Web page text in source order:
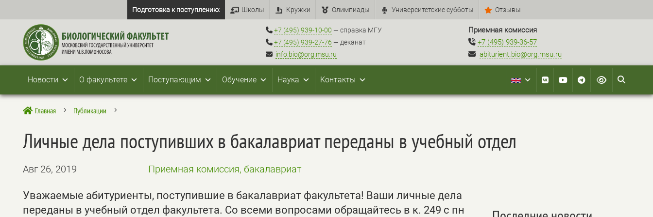
Подготовка к поступлению: Школы Кружки Олимпиады Университетские субботы Отзывы
+7 (495) 939-10-00 — справка МГУ
+7 (495) 939-27-76 — деканат
info.bio@org.msu.ru
Приемная комиссия
+7 (495) 939-36-57
abiturient.bio@org.msu.ru
Новости О факультете Поступающим Обучение Наука Контакты
 Главная 5 Публикации 5
Личные дела поступивших в бакалавриат переданы в учебный отдел
Авг 26, 2019 Приемная комиссия, бакалавриат
Уважаемые абитуриенты, поступившие в бакалавриат факультета! Ваши личные дела
переданы в учебный отдел факультета. Со всеми вопросами обращайтесь в к. 249 с пн